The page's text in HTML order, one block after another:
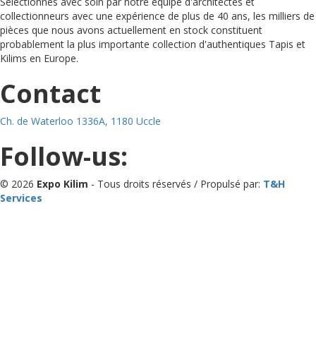
collectionneurs avec une expérience de plus de 40 ans, les milliers de
pièces que nous avons actuellement en stock constituent
probablement la plus importante collection d'authentiques Tapis et
Kilims en Europe.
Contact
Ch. de Waterloo 1336A, 1180 Uccle
Follow-us:
© 2026 Expo Kilim - Tous droits réservés / Propulsé par: T&H
Services